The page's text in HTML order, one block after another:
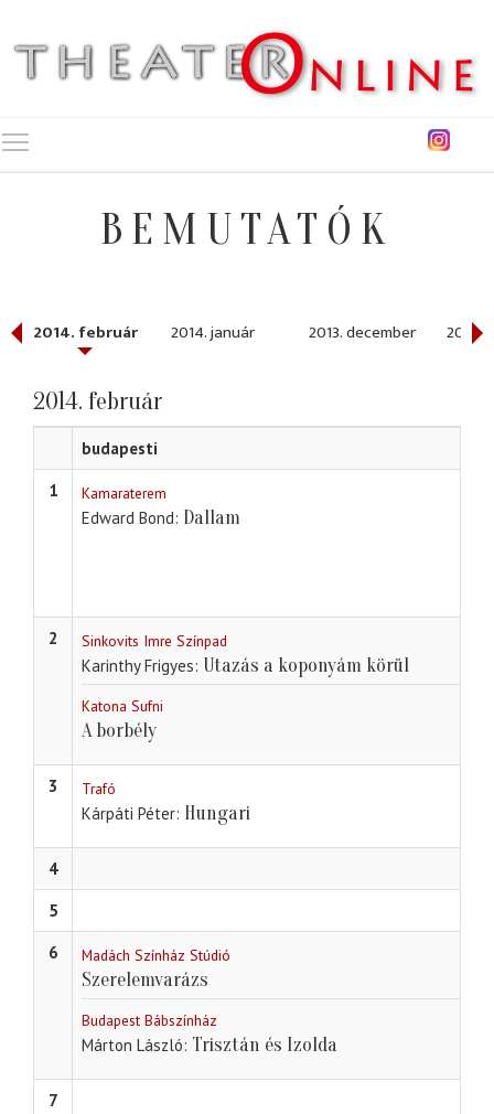
BEMUTATÓK
2014. február 2014. január 2013. december 2013.
2014. február
budapesti
1
Kamaraterem
Edward Bond Dallam
2 Sinkovits Imre Színpad
Karinthy Frigyes Utazás a koponyám körül
Katona Sufni
A borbély
3 Trafó
Kárpáti Péter Hungari
4
5
6
Madách Színház Stúdió
Szerelemvarázs
Budapest Bábszínház
Márton László Trisztán és Izolda
7